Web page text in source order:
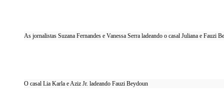
As jornalistas Suzana Fernandes e Vanessa Serra ladeando o casal Juliana e Fauzi
O casal Lia Karla e Aziz Jr. ladeando Fauzi Beydoun